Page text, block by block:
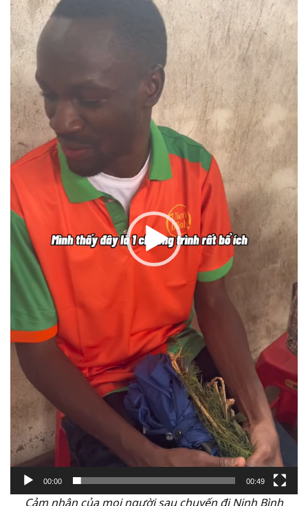
chơi
Video
00:00 00:49
Cảm nhận của mọi người sau chuyến đi Ninh Bình